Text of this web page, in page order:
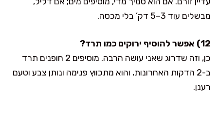
מבשלים עוד 3–5 דק’ בלי מכסה.
12) אפשר להוסיף ירוקים כמו תרד?
כן, וזה שדרוג שאני עושה הרבה. מוסיפים 2 חופנים תרד
ב-2 הדקות האחרונות, והוא מתכווץ פנימה ונותן צבע וטעם
רענן.